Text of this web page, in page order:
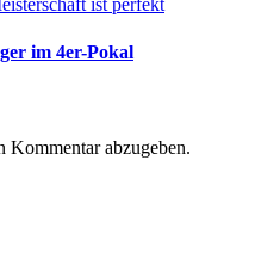
im 4er-Pokal
Kommentar abzugeben.